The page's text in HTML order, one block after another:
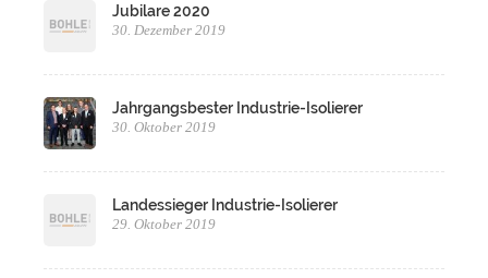
Jubilare 2020
30. Dezember 2019
Jahrgangsbester Industrie-Isolierer
30. Oktober 2019
Landessieger Industrie-Isolierer
29. Oktober 2019